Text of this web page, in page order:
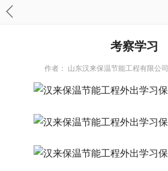
考察学习
作者： 山东汉来保温节能工程有限公司